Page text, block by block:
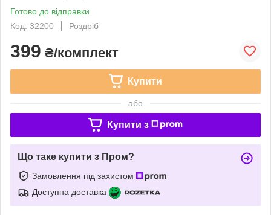
Готово до відправки
Код: 32200
Роздріб
399 ₴/комплект
Купити
або
Купити з
Що таке купити з Пром?
Замовлення під захистом
Доступна доставка